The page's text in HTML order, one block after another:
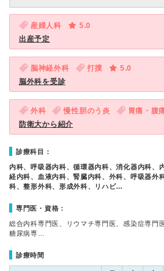
産婦人科
5.0
出産予定
脳神経外科 打撲
5.0
脳外科を受診
外科 慢性胆のう炎 胃痛・腹
防衛大から紹介
診療科目：
内科、呼吸器内科、循環器内科、消化器内科、
経内科、血液内科、腎臓内科、外科、呼吸器外
科、整形外科、形成外科、リハビ…
専門医・資格：
総合内科専門医、リウマチ専門医、感染症専門
糖尿病専…
診療時間